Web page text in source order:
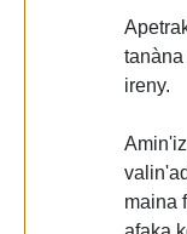
ireny.
maina